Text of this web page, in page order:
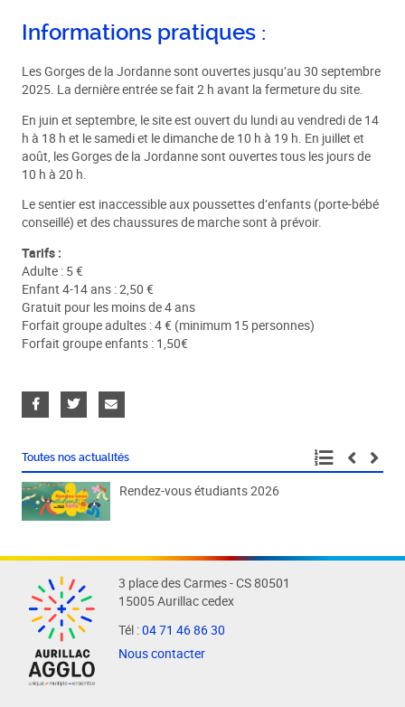
Informations pratiques :
Les Gorges de la Jordanne sont ouvertes jusqu’au 30 septembre
2025. La dernière entrée se fait 2 h avant la fermeture du site.
En juin et septembre, le site est ouvert du lundi au vendredi de 14
h à 18 h et le samedi et le dimanche de 10 h à 19 h. En juillet et
août, les Gorges de la Jordanne sont ouvertes tous les jours de
10 h à 20 h.
Le sentier est inaccessible aux poussettes d’enfants (porte-bébé
conseillé) et des chaussures de marche sont à prévoir.
Tarifs :
Adulte : 5 €
Enfant 4-14 ans : 2,50 €
Gratuit pour les moins de 4 ans
Forfait groupe adultes : 4 € (minimum 15 personnes)
Forfait groupe enfants : 1,50€
Toutes nos actualités
Rendez-vous étudiants 2026
3 place des Carmes - CS 80501
15005 Aurillac cedex
Tél :04 71 46 86 30
Nous contacter